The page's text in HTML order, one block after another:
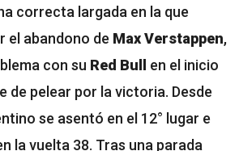
correcta largada en la que
el abandono de Max Verstappen,
con su Red Bull en el inicio
de pelear por la victoria. Desde
se asentó en el 12° lugar e
la vuelta 38. Tras una parada